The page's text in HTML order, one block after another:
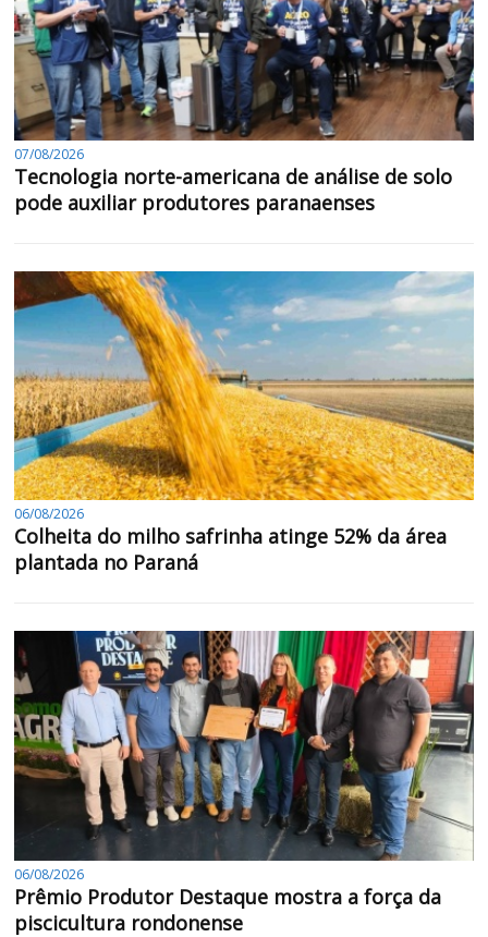
07/08/2026
Tecnologia norte-americana de análise de solo
pode auxiliar produtores paranaenses
06/08/2026
Colheita do milho safrinha atinge 52% da área
plantada no Paraná
06/08/2026
Prêmio Produtor Destaque mostra a força da
piscicultura rondonense